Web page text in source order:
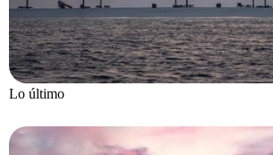
Lo último